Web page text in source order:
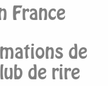
France
de
de rire